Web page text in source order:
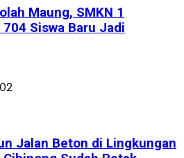
Maung, SMKN 1
Siswa Baru Jadi
Jalan Beton di Lingkungan